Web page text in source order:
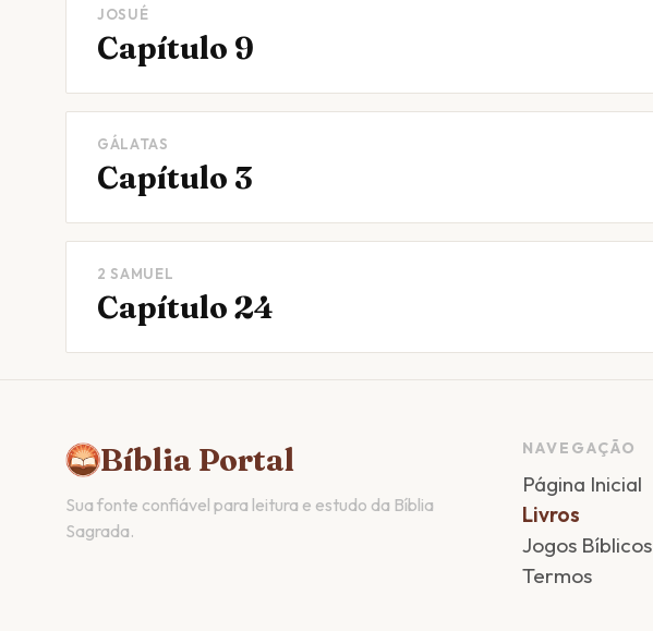
JOSUÉ
Capítulo 9
GÁLATAS
Capítulo 3
2 SAMUEL
Capítulo 24
Bíblia Portal
Sua fonte confiável para leitura e estudo da Bíblia
Sagrada.
NAVEGAÇÃO
Página Inicial
Livros
Jogos Bíblicos
Termos